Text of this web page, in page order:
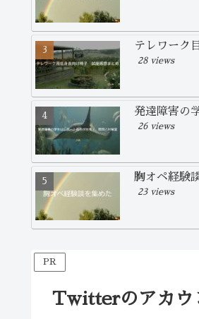
テレワーク
28 views
発達障害の
26 views
胸オペ経験
23 views
PR
Twitterのアカウ